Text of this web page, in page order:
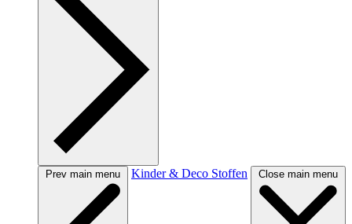
Prev main menu Kinder & Deco Stoffen Close main menu